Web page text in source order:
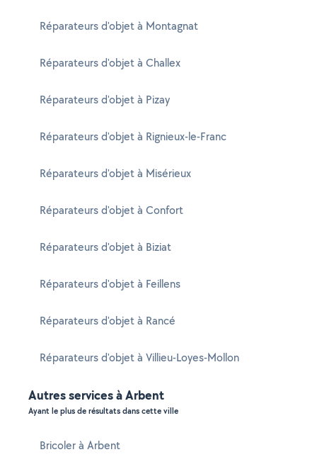
Réparateurs d'objet à Montagnat
Réparateurs d'objet à Challex
Réparateurs d'objet à Pizay
Réparateurs d'objet à Rignieux-le-Franc
Réparateurs d'objet à Misérieux
Réparateurs d'objet à Confort
Réparateurs d'objet à Biziat
Réparateurs d'objet à Feillens
Réparateurs d'objet à Rancé
Réparateurs d'objet à Villieu-Loyes-Mollon
Autres services à Arbent
Ayant le plus de résultats dans cette ville
Bricoler à Arbent